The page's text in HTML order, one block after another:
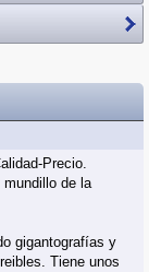
Precio.
mundillo de la
gigantografías y
Tiene unos